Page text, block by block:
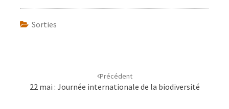
Sorties
Précédent
22 mai : Journée internationale de la biodiversité